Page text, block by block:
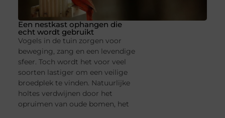
Een nestkast ophangen die
echt wordt gebruikt
Vogels in de tuin zorgen voor
beweging, zang en een levendige
sfeer. Toch wordt het voor veel
soorten lastiger om een veilige
broedplek te vinden. Natuurlijke
holtes verdwijnen door het
opruimen van oude bomen, het